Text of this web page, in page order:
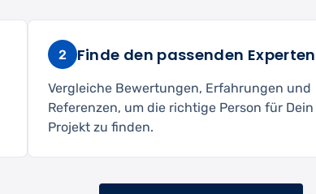
2 Finde den passenden Experten
Vergleiche Bewertungen, Erfahrungen und
Referenzen, um die richtige Person für Dein
Projekt zu finden.